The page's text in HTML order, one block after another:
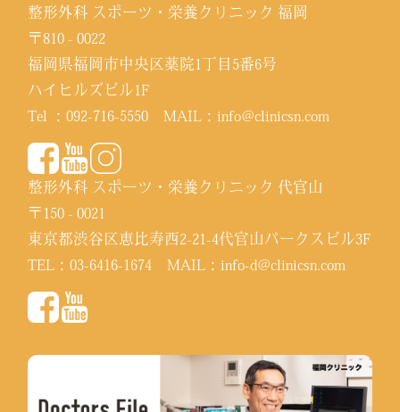
整形外科 スポーツ・栄養クリニック 福岡
〒810 - 0022
福岡県福岡市中央区薬院1丁目5番6号
ハイヒルズビル1F
Tel ：092-716-5550 MAIL：info@clinicsn.com
整形外科 スポーツ・栄養クリニック 代官山
〒150 - 0021
東京都渋谷区恵比寿西2-21-4代官山パークスビル3F
TEL：03-6416-1674 MAIL：info-d@clinicsn.com